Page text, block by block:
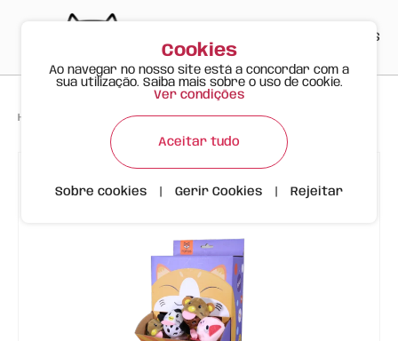
ES
Happy Meow Produtos > > Bola com Guizo interior FOFOS
Cookies
Ao navegar no nosso site está a concordar com a
sua utilização. Saiba mais sobre o uso de cookie.
Ver condições
Aceitar tudo
Sobre cookies Gerir Cookies Rejeitar